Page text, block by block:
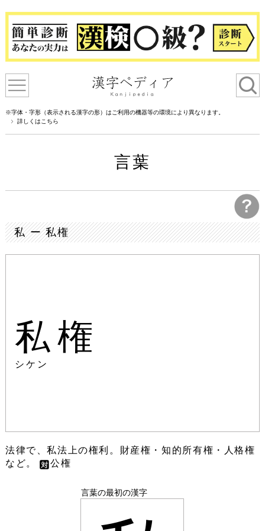
※字体・字形（表示される漢字の形）はご利用の機器等の環境により異なります。
詳しくはこちら
言葉
私 ー 私権
私権
シケン
法律で、私法上の権利。財産権・知的所有権・人格権
など。
公権
言葉の最初の漢字